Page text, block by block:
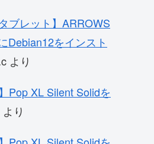
ブレット】ARROWS
Debian12をインスト
より
Pop XL Silent Solidを
より